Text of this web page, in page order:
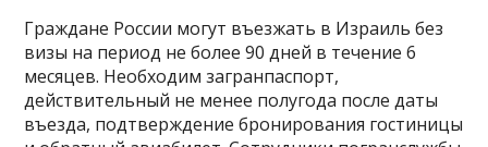
Граждане России могут въезжать в Израиль без
визы на период не более 90 дней в течение 6
месяцев. Необходим загранпаспорт,
действительный не менее полугода после даты
въезда, подтверждение бронирования гостиницы